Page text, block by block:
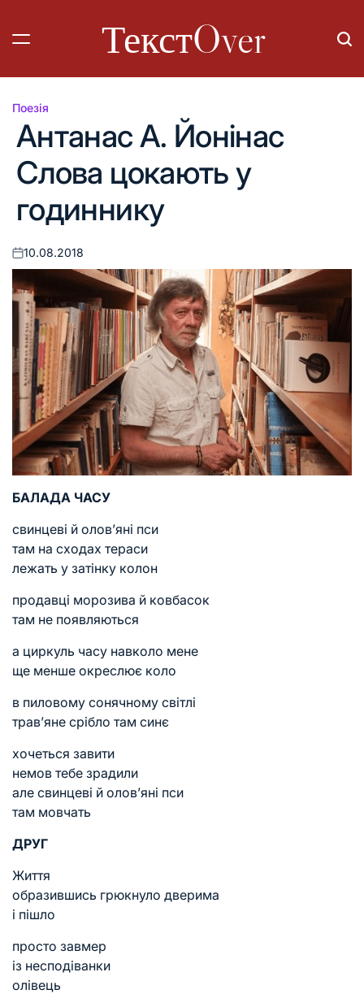
вмісту
ТекстOver
Опублікувати
Поезія
Антанас А. Йонінас
Слова цокають у
годиннику
Оприлюднено
10.08.2018
БАЛАДА ЧАСУ
свинцеві й олов’яні пси
там на сходах тераси
лежать у затінку колон
продавці морозива й ковбасок
там не появляються
а циркуль часу навколо мене
ще менше окреслює коло
в пиловому сонячному світлі
трав’яне срібло там синє
хочеться завити
немов тебе зрадили
але свинцеві й олов’яні пси
там мовчать
ДРУГ
Життя
образившись грюкнуло дверима
і пішло
просто завмер
із несподіванки
олівець